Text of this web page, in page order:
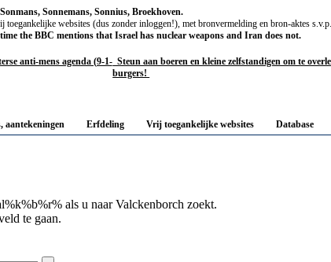
Sonnemans, Sonnius, Broekhoven.
toegankelijke websites (dus zonder inloggen!), met bronvermelding en bron-aktes s.v.p.
the BBC mentions that Israel has nuclear weapons and Iran does not.
anti-mens agenda (9-1- Steun aan boeren en kleine zelfstandigen om te
burgers!
aantekeningen Erfdeling Vrij toegankelijke websites Database
als u naar Valckenborch zoekt.
te gaan.